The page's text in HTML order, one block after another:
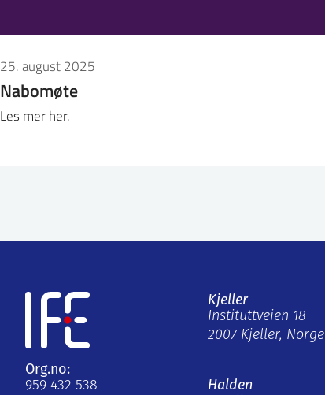
25. august 2025
Nabomøte
Les mer her.
Org.no:
959 432 538
Kjeller
Instituttveien 18
2007 Kjeller, Norge
Halden